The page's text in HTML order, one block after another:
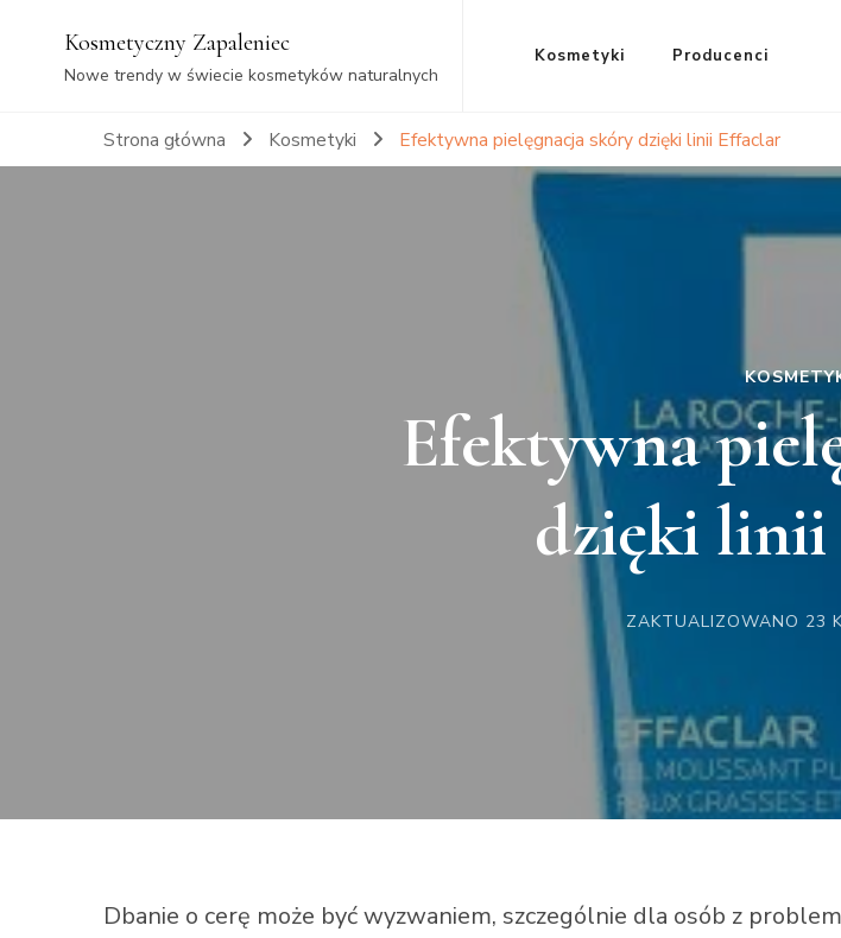
Kosmetyczny Zapaleniec
Nowe trendy w świecie kosmetyków naturalnych
Kosmetyki Producenci
Strona główna Kosmetyki Efektywna pielęgnacja skóry dzięki linii Effaclar
Efektywna
dzięki
ZAKTUALIZOWANO 23
Dbanie o cerę może być wyzwaniem, szczególnie dla osób z